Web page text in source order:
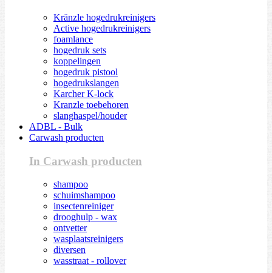
Kränzle hogedrukreinigers
Active hogedrukreinigers
foamlance
hogedruk sets
koppelingen
hogedruk pistool
hogedrukslangen
Karcher K-lock
Kranzle toebehoren
slanghaspel/houder
ADBL - Bulk
Carwash producten
In Carwash producten
shampoo
schuimshampoo
insectenreiniger
drooghulp - wax
ontvetter
wasplaatsreinigers
diversen
wasstraat - rollover